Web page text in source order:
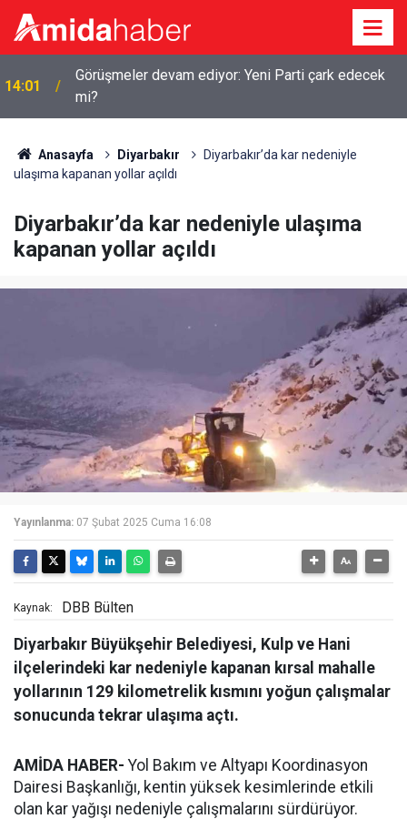
13:10
Amedspor’dan peş peşe transferler: İşte imza
atacak 5 futbolcu
Anasayfa Diyarbakır
Diyarbakır’da kar nedeniyle
ulaşıma kapanan yollar açıldı
Diyarbakır’da kar nedeniyle ulaşıma
kapanan yollar açıldı
Yayınlanma: 07 Şubat 2025 Cuma 16:08
Kaynak: DBB Bülten
Diyarbakır Büyükşehir Belediyesi, Kulp ve Hani
ilçelerindeki kar nedeniyle kapanan kırsal mahalle
yollarının 129 kilometrelik kısmını yoğun çalışmalar
sonucunda tekrar ulaşıma açtı.
AMİDA HABER- Yol Bakım ve Altyapı Koordinasyon
Dairesi Başkanlığı, kentin yüksek kesimlerinde etkili
olan kar yağışı nedeniyle çalışmalarını sürdürüyor.